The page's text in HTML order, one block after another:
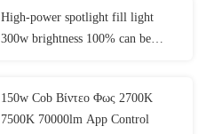
High-power spotlight fill light
300w brightness 100% can be
photography fill light
150w Cob Βίντεο Φως 2700K
7500K 70000lm App Control